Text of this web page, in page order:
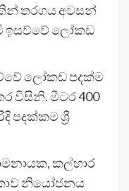
තරගය අවසන්
ඉසව්වේ ලෝකඩ
ලෝකඩ පදක්ම
විසිනි. මීටර 400
පදක්කම ශ්‍රී
කල්හාර
නියෝජනය